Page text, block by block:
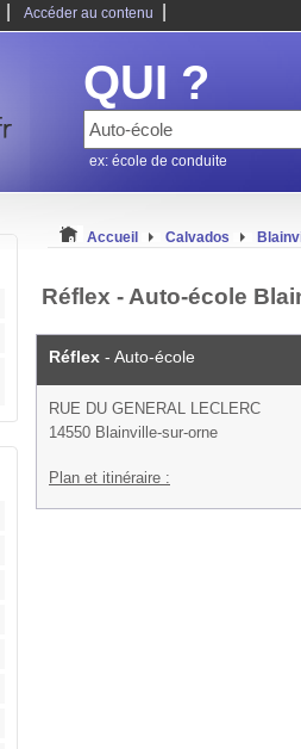
Accéder au contenu
QUI ?
ex: école de conduite
Accueil Calvados
Réflex - Auto-école
Réflex - Auto-école
RUE DU GENERAL LECLERC
14550 Blainville-sur-orne
Plan et itinéraire :